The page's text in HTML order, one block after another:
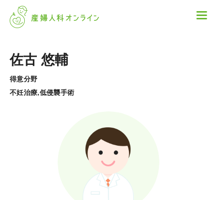
佐古 悠輔
得意分野
不妊治療,低侵襲手術